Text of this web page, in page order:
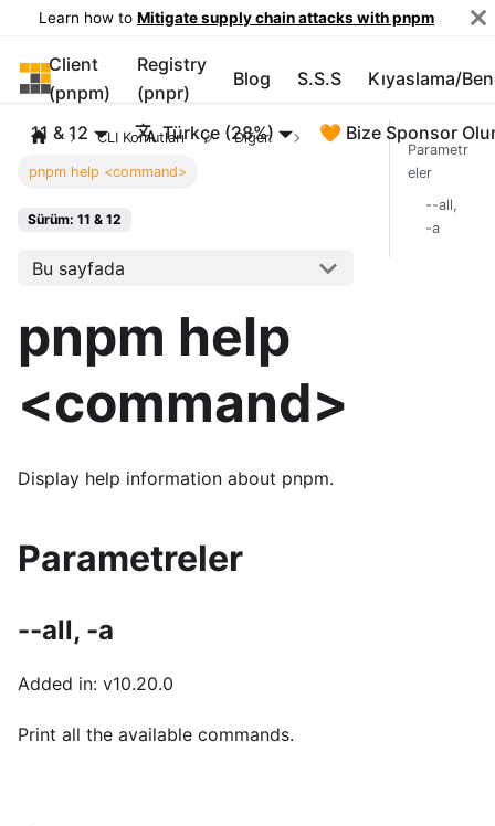
Learn how to Mitigate supply chain attacks with pnpm
pnpm
Client
(pnpm)
Registry
(pnpr)
Blog S.S.S Kıyaslama/
11 & 12 Türkçe (28%) 🧡 Bize Sponsor
CLI Komutları Diğer.
pnpm help <command>
Sürüm: 11 & 12
Bu sayfada
pnpm help
<command>
Display help information about pnpm.
Parametreler
--all, -a
Added in: v10.20.0
Print all the available commands.
Parametr
eler
--all,
-a